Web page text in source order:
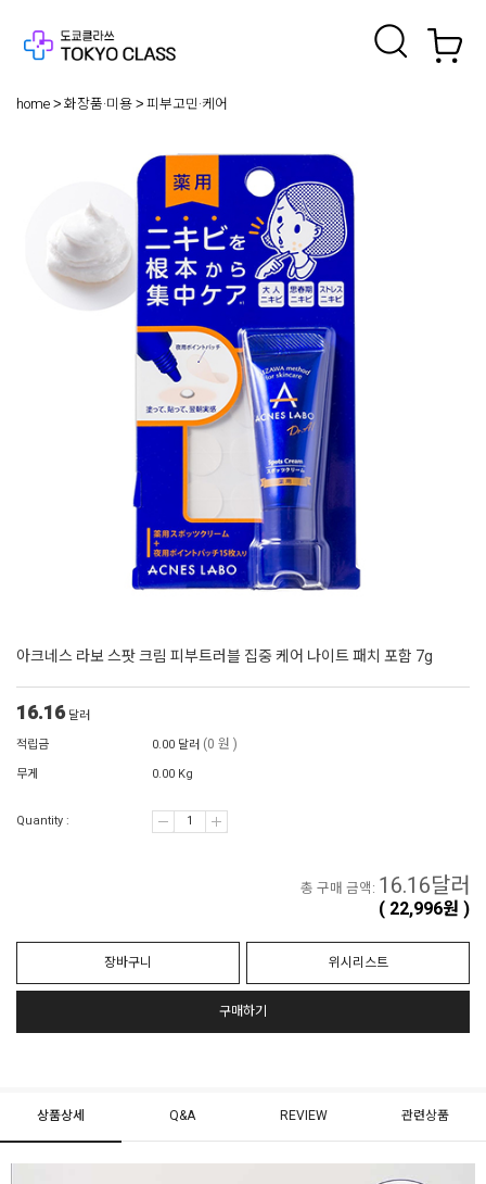
home 화장품·미용 피부고민·케어
아크네스 라보 스팟 크림 피부트러블 집중 케어 나이트 패치 포함 7g
16.16 달러
적립금
0.00 달러 (0 원 )
무게 0.00 Kg
Quantity :
총 구매 금액: 16.16달러
( 22,996원 )
장바구니 위시리스트
구매하기
상품상세 Q&A REVIEW 관련상품